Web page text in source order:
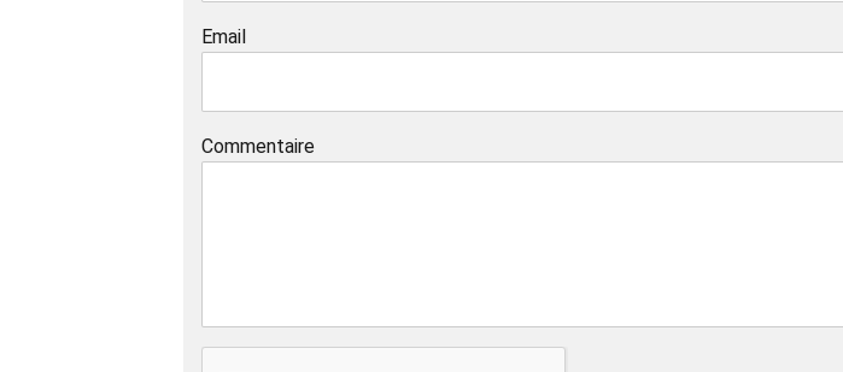
Email
Commentaire